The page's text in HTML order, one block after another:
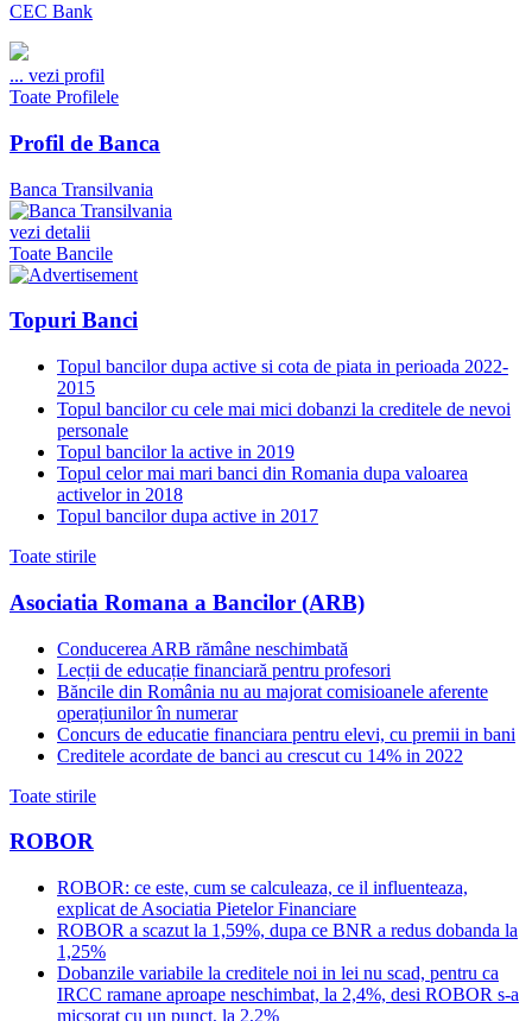
CEC Bank
... vezi profil
Toate Profilele
Profil de Banca
Banca Transilvania
vezi detalii
Toate Bancile
Topuri Banci
Topul bancilor dupa active si cota de piata in perioada 2022-
2015
Topul bancilor cu cele mai mici dobanzi la creditele de nevoi
personale
Topul bancilor la active in 2019
Topul celor mai mari banci din Romania dupa valoarea
activelor in 2018
Topul bancilor dupa active in 2017
Toate stirile
Asociatia Romana a Bancilor (ARB)
Conducerea ARB rămâne neschimbată
Lecții de educație financiară pentru profesori
Băncile din România nu au majorat comisioanele aferente
operațiunilor în numerar
Concurs de educatie financiara pentru elevi, cu premii in bani
Creditele acordate de banci au crescut cu 14% in 2022
Toate stirile
ROBOR
ROBOR: ce este, cum se calculeaza, ce il influenteaza,
explicat de Asociatia Pietelor Financiare
ROBOR a scazut la 1,59%, dupa ce BNR a redus dobanda la
1,25%
Dobanzile variabile la creditele noi in lei nu scad, pentru ca
IRCC ramane aproape neschimbat, la 2,4%, desi ROBOR s-a
micsorat cu un punct, la 2,2%